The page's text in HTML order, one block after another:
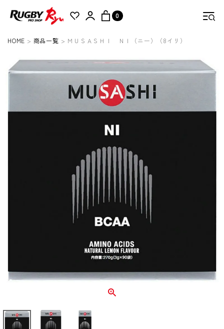
0
HOME 商品一覧 ＭＵＳＡＳＨＩ ＮＩ（ニー）（8イリ）